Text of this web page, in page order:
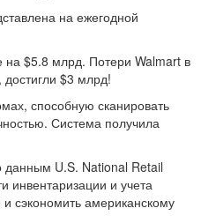
на ежегодной
на $5.8 млрд. Потери Walmart в
$3 млрд!
способную сканировать
Система получила
данным U.S. National Retail
инвентаризации и учета
сэкономить американскому